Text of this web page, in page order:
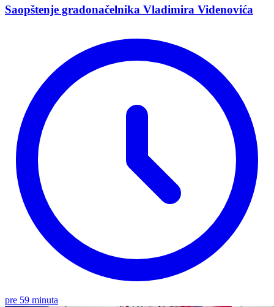
Saopštenje gradonačelnika Vladimira Videnovića
pre 59 minuta